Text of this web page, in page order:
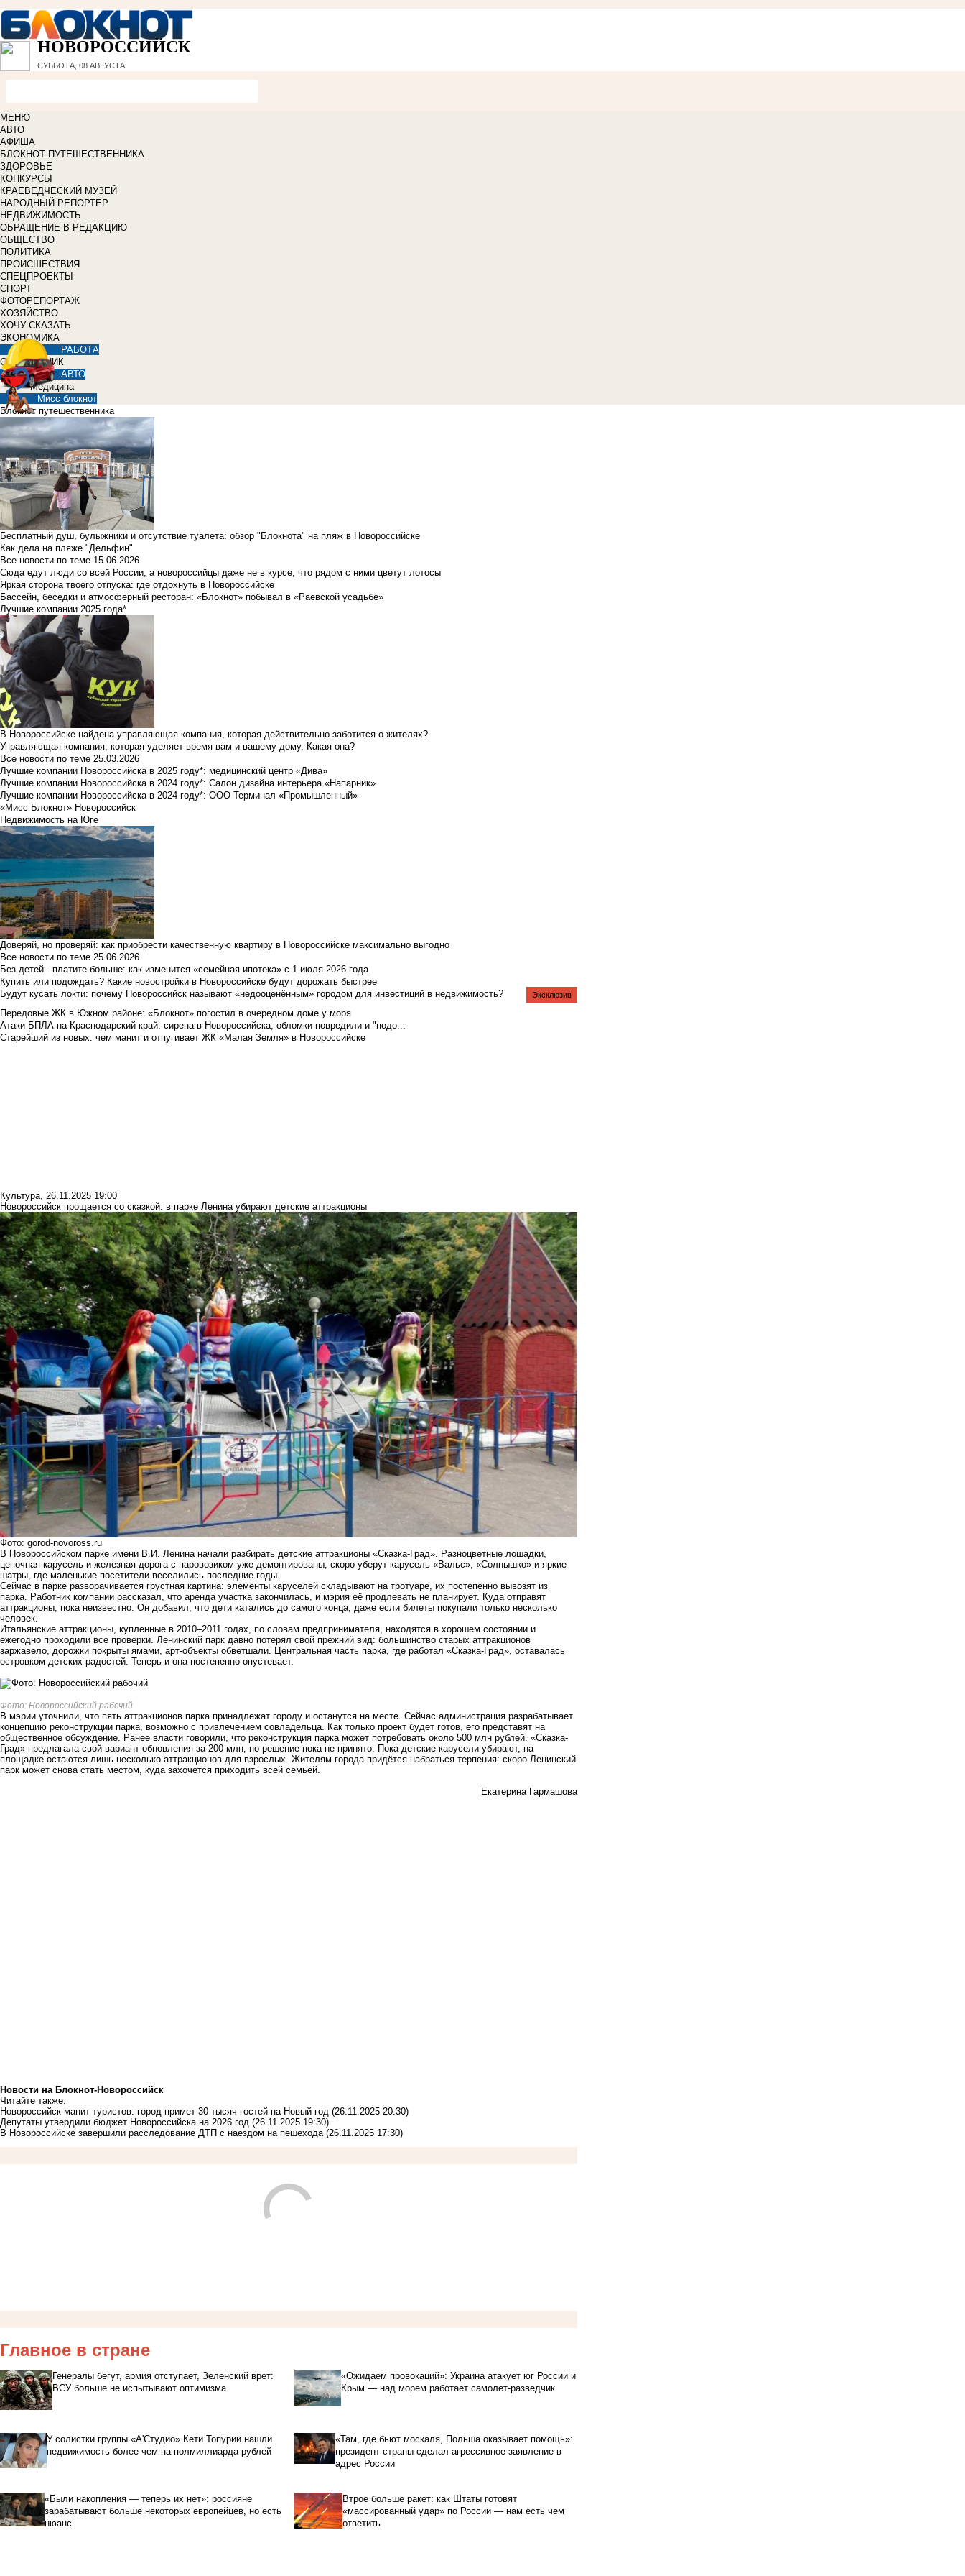
НОВОРОССИЙСК
СУББОТА, 08 АВГУСТА
МЕНЮ
АВТО
АФИША
БЛОКНОТ ПУТЕШЕСТВЕННИКА
ЗДОРОВЬЕ
КОНКУРСЫ
КРАЕВЕДЧЕСКИЙ МУЗЕЙ
НАРОДНЫЙ РЕПОРТЁР
НЕДВИЖИМОСТЬ
ОБРАЩЕНИЕ В РЕДАКЦИЮ
ОБЩЕСТВО
ПОЛИТИКА
ПРОИСШЕСТВИЯ
СПЕЦПРОЕКТЫ
СПОРТ
ФОТОРЕПОРТАЖ
ХОЗЯЙСТВО
ХОЧУ СКАЗАТЬ
ЭКОНОМИКА
РАБОТА
СПРАВОЧНИК
АВТО
Медицина
Мисс блокнот
Блокнот путешественника
Бесплатный душ, булыжники и отсутствие туалета: обзор "Блокнота" на пляж в Новороссийске
Как дела на пляже "Дельфин"
Все новости по теме 15.06.2026
Сюда едут люди со всей России, а новороссийцы даже не в курсе, что рядом с ними цветут лотосы
Яркая сторона твоего отпуска: где отдохнуть в Новороссийске
Бассейн, беседки и атмосферный ресторан: «Блокнот» побывал в «Раевской усадьбе»
Лучшие компании 2025 года*
В Новороссийске найдена управляющая компания, которая действительно заботится о жителях?
Управляющая компания, которая уделяет время вам и вашему дому. Какая она?
Все новости по теме 25.03.2026
Лучшие компании Новороссийска в 2025 году*: медицинский центр «Дива»
Лучшие компании Новороссийска в 2024 году*: Салон дизайна интерьера «Напарник»
Лучшие компании Новороссийска в 2024 году*: ООО Терминал «Промышленный»
«Мисс Блокнот» Новороссийск
Недвижимость на Юге
Доверяй, но проверяй: как приобрести качественную квартиру в Новороссийске максимально выгодно
Все новости по теме 25.06.2026
Без детей - платите больше: как изменится «семейная ипотека» с 1 июля 2026 года
Купить или подождать? Какие новостройки в Новороссийске будут дорожать быстрее
Будут кусать локти: почему Новороссийск называют «недооценённым» городом для инвестиций в недвижимость?
Передовые ЖК в Южном районе: «Блокнот» погостил в очередном доме у моря
Атаки БПЛА на Краснодарский край: сирена в Новороссийска, обломки повредили и "подо...
Старейший из новых: чем манит и отпугивает ЖК «Малая Земля» в Новороссийске
Эксклюзив
Культура, 26.11.2025 19:00
Новороссийск прощается со сказкой: в парке Ленина убирают детские аттракционы
Фото: gorod-novoross.ru
В Новороссийском парке имени В.И. Ленина начали разбирать детские аттракционы «Сказка-Град». Разноцветные лошадки,
цепочная карусель и железная дорога с паровозиком уже демонтированы, скоро уберут карусель «Вальс», «Солнышко» и яркие
шатры, где маленькие посетители веселились последние годы.
Сейчас в парке разворачивается грустная картина: элементы каруселей складывают на тротуаре, их постепенно вывозят из
парка. Работник компании рассказал, что аренда участка закончилась, и мэрия её продлевать не планирует. Куда отправят
аттракционы, пока неизвестно. Он добавил, что дети катались до самого конца, даже если билеты покупали только несколько
человек.
Итальянские аттракционы, купленные в 2010–2011 годах, по словам предпринимателя, находятся в хорошем состоянии и
ежегодно проходили все проверки. Ленинский парк давно потерял свой прежний вид: большинство старых аттракционов
заржавело, дорожки покрыты ямами, арт-объекты обветшали. Центральная часть парка, где работал «Сказка-Град», оставалась
островком детских радостей. Теперь и она постепенно опустевает.
Фото: Новороссийский рабочий
В мэрии уточнили, что пять аттракционов парка принадлежат городу и останутся на месте. Сейчас администрация разрабатывает
концепцию реконструкции парка, возможно с привлечением совладельца. Как только проект будет готов, его представят на
общественное обсуждение. Ранее власти говорили, что реконструкция парка может потребовать около 500 млн рублей. «Сказка-
Град» предлагала свой вариант обновления за 200 млн, но решение пока не принято. Пока детские карусели убирают, на
площадке остаются лишь несколько аттракционов для взрослых. Жителям города придётся набраться терпения: скоро Ленинский
парк может снова стать местом, куда захочется приходить всей семьёй.
Екатерина Гармашова
Новости на Блoкнoт-Новороссийск
Читайте также:
Новороссийск манит туристов: город примет 30 тысяч гостей на Новый год (26.11.2025 20:30)
Депутаты утвердили бюджет Новороссийска на 2026 год (26.11.2025 19:30)
В Новороссийске завершили расследование ДТП с наездом на пешехода (26.11.2025 17:30)
Главное в стране
Генералы бегут, армия отступает, Зеленский врет:
ВСУ больше не испытывают оптимизма
«Ожидаем провокаций»: Украина атакует юг России и
Крым — над морем работает самолет-разведчик
У солистки группы «А'Студио» Кети Топурии нашли
недвижимость более чем на полмиллиарда рублей
«Там, где бьют москаля, Польша оказывает помощь»:
президент страны сделал агрессивное заявление в
адрес России
«Были накопления — теперь их нет»: россияне
зарабатывают больше некоторых европейцев, но есть
нюанс
Втрое больше ракет: как Штаты готовят
«массированный удар» по России — нам есть чем
ответить